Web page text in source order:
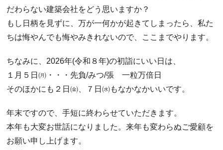
だわらない建築会社をどう思いますか？
もし日柄を見ずに、万が一何かが起きてしまったら、私た
ちは悔やんでも悔やみきれないので、ここまでやります。
ちなみに、2026年(令和８年)の初詣にいい日は、
１月５日㈪・・・先負/みつ/張 一粒万倍日
そのほかにも２日㈮、７日㈬もなかなかいいです。
年末ですので、手短に終わらせていただきます。
本年も大変お世話になりました。来年も変わらぬご愛顧を
お願い申し上げます。